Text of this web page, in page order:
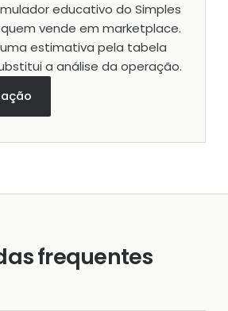
educativo do Simples
vende em marketplace.
estimativa pela tabela
a análise da operação.
frequentes